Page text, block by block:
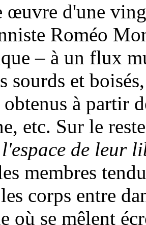
œuvre d'une
Roméo
– à un flux
sourds et
à partir
etc. Sur le
de leur
membres
corps entre
où se mêlent